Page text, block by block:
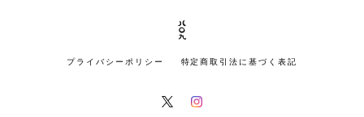
プライバシーポリシー 特定商取引法に基づく表記